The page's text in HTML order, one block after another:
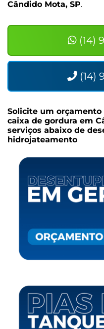
Cândido Mota, SP.
(14)
(14)
Solicite um orçamento
caixa de gordura em
serviços abaixo de
hidrojateamento